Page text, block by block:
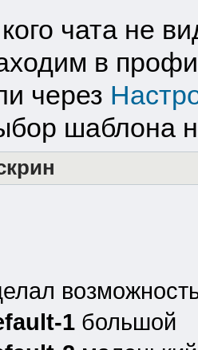
чата не
в
через
шаблона
1 большой